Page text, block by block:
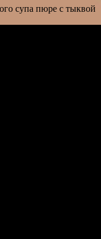
супа пюре с тыквой